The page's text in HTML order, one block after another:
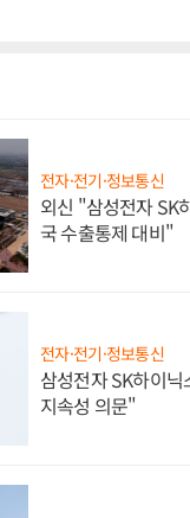
전자·전기·정보통신
외신 "삼성전자 SK
국 수출통제 대비"
전자·전기·정보통신
삼성전자 SK하이
지속성 의문"